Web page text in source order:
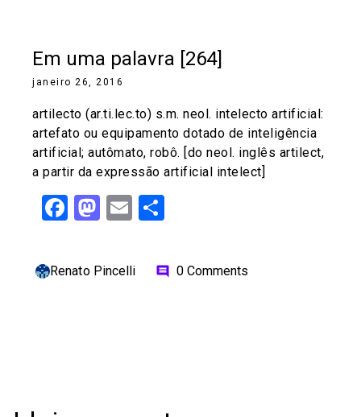
Em uma palavra [264]
janeiro 26, 2016
artilecto (ar.ti.lec.to) s.m. neol. intelecto artificial:
artefato ou equipamento dotado de inteligência
artificial; autômato, robô. [do neol. inglês artilect,
a partir da expressão artificial intelect]
Facebook
Mastodon
Email
Renato Pincelli comment 0 Comments